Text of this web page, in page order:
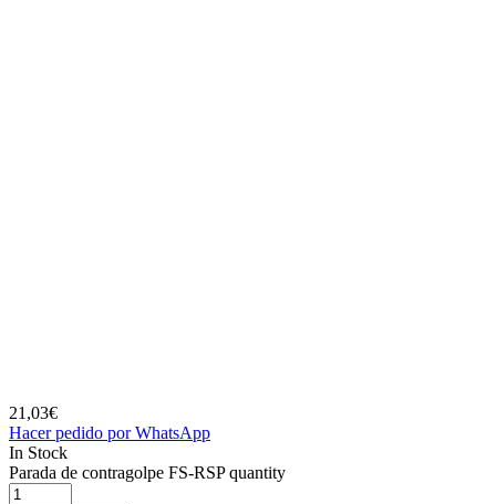
21,03€
Hacer pedido por WhatsApp
In Stock
Parada de contragolpe FS-RSP quantity